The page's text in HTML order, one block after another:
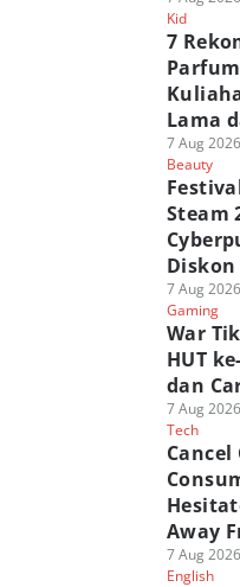
Kid
7
Lama
7 Aug
Beauty
Steam
Diskon
7 Aug
Gaming
War
HUT
dan
7 Aug
Tech
Away
7 Aug
English